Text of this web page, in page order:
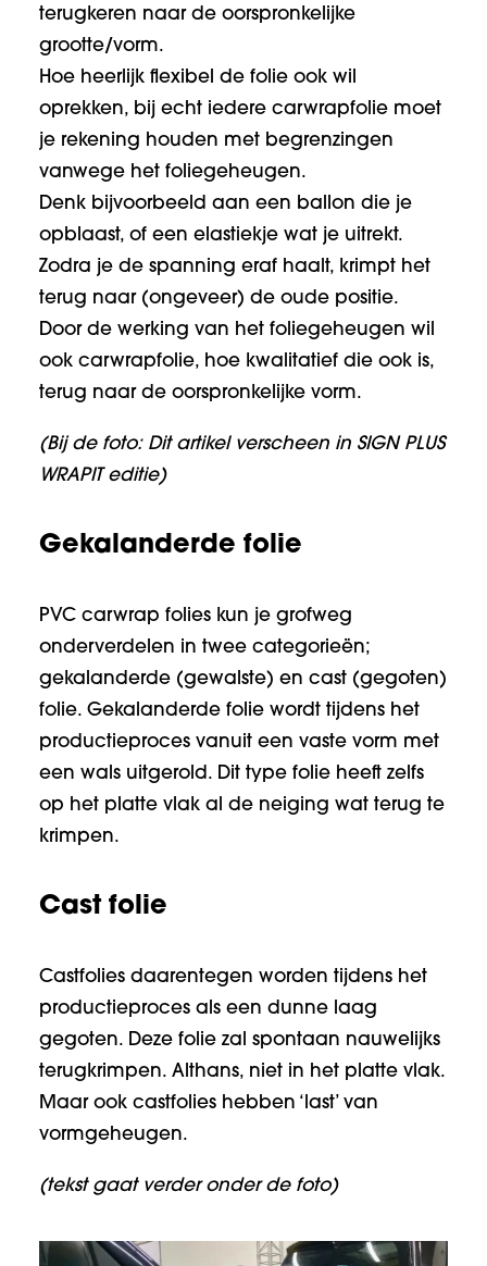
terugkeren naar de oorspronkelijke
grootte/vorm.
Hoe heerlijk flexibel de folie ook wil
oprekken, bij echt iedere carwrapfolie moet
je rekening houden met begrenzingen
vanwege het foliegeheugen.
Denk bijvoorbeeld aan een ballon die je
opblaast, of een elastiekje wat je uitrekt.
Zodra je de spanning eraf haalt, krimpt het
terug naar (ongeveer) de oude positie.
Door de werking van het foliegeheugen wil
ook carwrapfolie, hoe kwalitatief die ook is,
terug naar de oorspronkelijke vorm.
(Bij de foto: Dit artikel verscheen in SIGN PLUS
WRAPIT editie)
Gekalanderde folie
PVC carwrap folies kun je grofweg
onderverdelen in twee categorieën;
gekalanderde (gewalste) en cast (gegoten)
folie. Gekalanderde folie wordt tijdens het
productieproces vanuit een vaste vorm met
een wals uitgerold. Dit type folie heeft zelfs
op het platte vlak al de neiging wat terug te
krimpen.
Cast folie
Castfolies daarentegen worden tijdens het
productieproces als een dunne laag
gegoten. Deze folie zal spontaan nauwelijks
terugkrimpen. Althans, niet in het platte vlak.
Maar ook castfolies hebben ‘last’ van
vormgeheugen.
(tekst gaat verder onder de foto)